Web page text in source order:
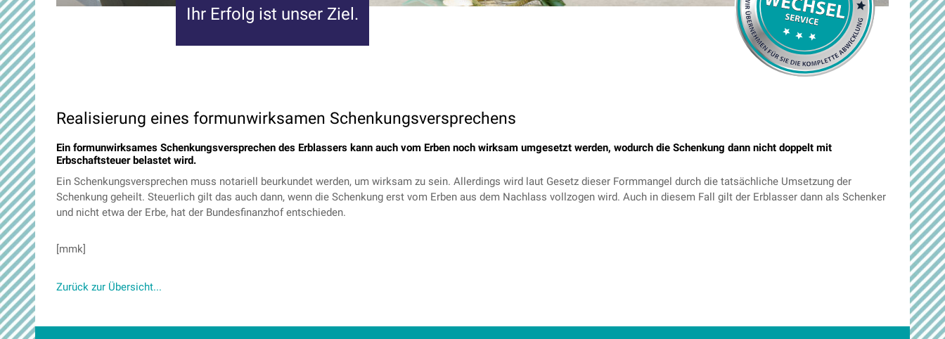
Ihr Erfolg ist unser Ziel.
Realisierung eines formunwirksamen Schenkungsversprechens
Ein formunwirksames Schenkungsversprechen des Erblassers kann auch vom Erben noch wirksam umgesetzt werden, wodurch die Schenkung dann nicht doppelt mit
Erbschaftsteuer belastet wird.
Ein Schenkungsversprechen muss notariell beurkundet werden, um wirksam zu sein. Allerdings wird laut Gesetz dieser Formmangel durch die tatsächliche Umsetzung der
Schenkung geheilt. Steuerlich gilt das auch dann, wenn die Schenkung erst vom Erben aus dem Nachlass vollzogen wird. Auch in diesem Fall gilt der Erblasser dann als Schenker
und nicht etwa der Erbe, hat der Bundesfinanzhof entschieden.
[mmk]
Zurück zur Übersicht...